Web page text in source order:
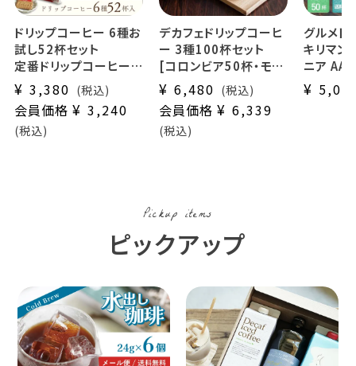
ドリップコーヒー 6種お
試し52杯セット
定番ドリップコーヒー5
種50杯＋
毎月変わるスペシャル
ドリップコーヒー2杯
(dc)
¥ 3,380 税込
会員価格 ¥ 3,240
税込
デカフェドリップコーヒ
ー 3種100杯セット
[コロンビア50杯・モカ
25杯・バリ25杯]
ドリップコーヒー デカ
フェ カフェインレス
業務用 大容量パック ま
¥ 6,480 税込
会員価格 ¥ 6,339
税込
グルメド
キリマン
ニア AA -
50杯セッ
最高級
¥
Pickup items
ピックアップ